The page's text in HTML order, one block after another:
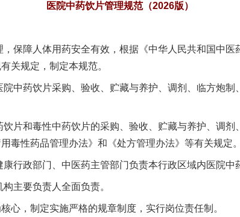
医院中药饮片管理规范（2026版）
障人体用药安全有效，根据《中华人民共和国中医
关规定，制定本规范。
药饮片采购、验收、贮藏与养护、调剂、临方炮制
和毒性中药饮片的采购、验收、贮藏与养护、调剂
毒性药品管理办法》和《处方管理办法》等有关规定。
政部门、中医药主管部门负责本行政区域内医院中
主要负责人全面负责。
，制定实施严格的规章制度，实行岗位责任制。